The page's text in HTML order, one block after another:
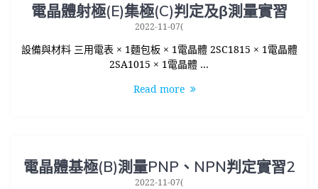
電晶體射極(E)集極(C)判定及β測量實習
2022-11-07(
設備與材料 三用電表 × 1麵包板 × 1電晶體 2SC1815 × 1電晶體
2SA1015 × 1電晶體 …
Read more
電晶體基極(B)測量PNP、NPN判定實習2
2022-11-07(